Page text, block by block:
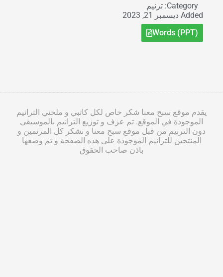
Category: ترنيم
Added ديسمبر 21, 2023
Words (PPT)
يقدم موقع سبح معنا شكر خاص لكل كاتبي و ملحني الترانيم
الموجودة في الموقع. تم عزف و توزيع الترانيم بالموسيقى
دون الترنيم من قبل موقع سبح معنا و نشكر كل المرنمين و
المنتجين للترانيم الموجودة على هذه الصفحة و تم وضعها
باذن صاحب الحقوق